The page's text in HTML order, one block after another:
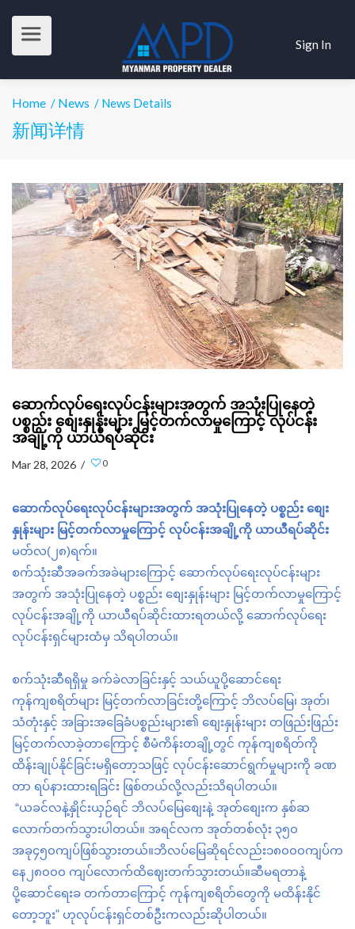
Sign In
Home / News / News Details
新闻详情
ဆောက်လုပ်ရေးလုပ်ငန်းများအတွက် အသုံးပြုနေတဲ့
ပစ္စည်း စျေးနှုန်းများ မြင့်တက်လာမှုကြောင့် လုပ်ငန်း
အချို့ကို ယာယီရပ်ဆိုင်း
Mar 28, 2026 / 0
ဆောက်လုပ်ရေးလုပ်ငန်းများအတွက် အသုံးပြုနေတဲ့ ပစ္စည်း စျေး
နှုန်းများ မြင့်တက်လာမှုကြောင့် လုပ်ငန်းအချို့ကို ယာယီရပ်ဆိုင်း
မတ်လ(၂၈)ရက်။
စက်သုံးဆီအခက်အခဲများကြောင့် ဆောက်လုပ်ရေးလုပ်ငန်းများ
အတွက် အသုံးပြုနေတဲ့ ပစ္စည်း စျေးနှုန်းများ မြင့်တက်လာမှုကြောင့်
လုပ်ငန်းအချို့ကို ယာယီရပ်ဆိုင်းထားရတယ်လို့ ဆောက်လုပ်ရေး
လုပ်ငန်းရှင်များထံမှ သိရပါတယ်။
စက်သုံးဆီရရှိမှု ခက်ခဲလာခြင်းနှင့် သယ်ယူပို့ဆောင်ရေး
ကုန်ကျစရိတ်များ မြင့်တက်လာခြင်းတို့ကြောင့် ဘိလပ်မြေ၊ အုတ်၊
သံတုံးနှင့် အခြားအခြေခံပစ္စည်းများ၏ စျေးနှုန်းများ တဖြည်းဖြည်း
မြင့်တက်လာခဲ့တာကြောင့် စီမံကိန်းတချို့တွင် ကုန်ကျစရိတ်ကို
ထိန်းချုပ်နိုင်ခြင်းမရှိတော့သဖြင့် လုပ်ငန်းဆောင်ရွက်မှုများကို ခဏ
တာ ရပ်နားထားရခြင်း ဖြစ်တယ်လို့လည်းသိရပါတယ်။
“ယခင်လနဲ့နှိုင်းယှဉ်ရင် ဘိလပ်မြေစျေးနဲ့ အုတ်စျေးက နှစ်ဆ
လောက်တက်သွားပါတယ်။ အရင်လက အုတ်တစ်လုံး ၃၅၀
အခု၄၅၀ကျပ်ဖြစ်သွားတယ်။ဘိလပ်မြေဆိုရင်လည်း၁၈၀၀၀ကျပ်က
နေ၂၈၀၀၀ ကျပ်လောက်ထိဈေးတက်သွားတယ်။ဆီမရတာနဲ့
ပို့ဆောင်ရေးခ တက်တာကြောင့် ကုန်ကျစရိတ်တွေကို မထိန်းနိုင်
တော့ဘူး” ဟုလုပ်ငန်းရှင်တစ်ဦးကလည်းဆိုပါတယ်။